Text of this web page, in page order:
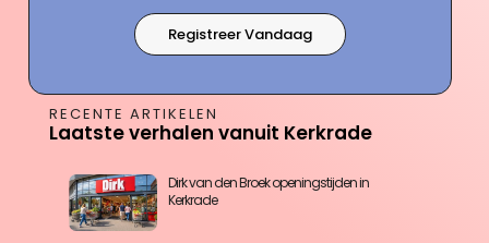
Registreer Vandaag
RECENTE ARTIKELEN
Laatste verhalen vanuit Kerkrade
Dirk van den Broek openingstijden in
Kerkrade